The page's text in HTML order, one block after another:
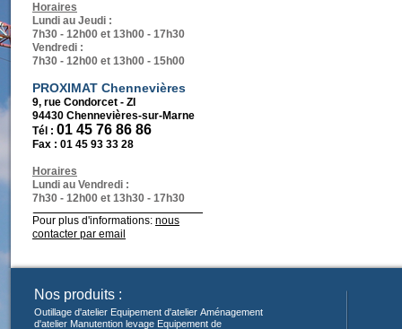
Horaires
Lundi au Jeudi :
7h30 - 12h00 et 13h00 - 17h30
Vendredi :
7h30 - 12h00 et 13h00 - 15h00
PROXIMAT Chennevières
9, rue Condorcet - ZI
94430 Chennevières-sur-Marne
Tél : 01 45 76 86 86
Fax : 01 45 93 33 28
Horaires
Lundi au Vendredi :
7h30 - 12h00 et 13h30 - 17h30
Pour plus d'informations: nous
contacter par email
Nos produits :
Outillage d'atelier Equipement d'atelier Aménagement
d'atelier Manutention levage Equipement de